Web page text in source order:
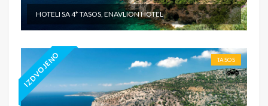
HOTELI SA 4* TASOS, ENAVLION HOTEL
IZDVOJENO TASOS